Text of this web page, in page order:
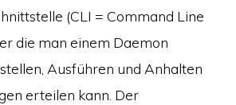
(CLI = Command Line
die man einem Daemon
Ausführen und Anhalten
erteilen kann. Der